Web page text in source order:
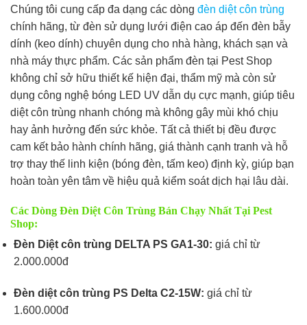
Chúng tôi cung cấp đa dạng các dòng đèn diệt côn trùng
chính hãng, từ đèn sử dụng lưới điện cao áp đến đèn bẫy
dính (keo dính) chuyên dụng cho nhà hàng, khách sạn và
nhà máy thực phẩm. Các sản phẩm đèn tại Pest Shop
không chỉ sở hữu thiết kế hiện đại, thẩm mỹ mà còn sử
dụng công nghệ bóng LED UV dẫn dụ cực mạnh, giúp tiêu
diệt côn trùng nhanh chóng mà không gây mùi khó chịu
hay ảnh hưởng đến sức khỏe. Tất cả thiết bị đều được
cam kết bảo hành chính hãng, giá thành cạnh tranh và hỗ
trợ thay thế linh kiện (bóng đèn, tấm keo) định kỳ, giúp bạn
hoàn toàn yên tâm về hiệu quả kiểm soát dịch hại lâu dài.
Các Dòng Đèn Diệt Côn Trùng Bán Chạy Nhất Tại Pest
Shop:
Đèn Diệt côn trùng DELTA PS GA1-30: giá chỉ từ
2.000.000đ
Đèn diệt côn trùng PS Delta C2-15W: giá chỉ từ
1.600.000đ